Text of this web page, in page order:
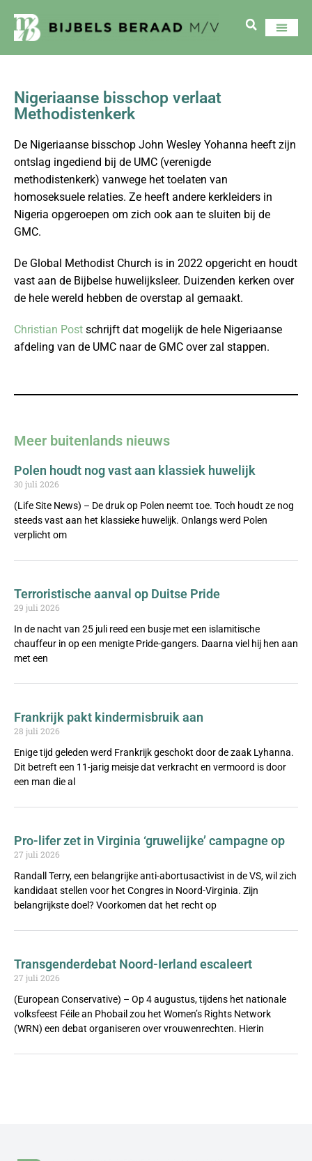
Nigeriaanse bisschop verlaat
Methodistenkerk
De Nigeriaanse bisschop John Wesley Yohanna heeft zijn
ontslag ingediend bij de UMC (verenigde
methodistenkerk) vanwege het toelaten van
homoseksuele relaties. Ze heeft andere kerkleiders in
Nigeria opgeroepen om zich ook aan te sluiten bij de
GMC.
De Global Methodist Church is in 2022 opgericht en houdt
vast aan de Bijbelse huwelijksleer. Duizenden kerken over
de hele wereld hebben de overstap al gemaakt.
Christian Post schrijft dat mogelijk de hele Nigeriaanse
afdeling van de UMC naar de GMC over zal stappen.
Meer buitenlands nieuws
Polen houdt nog vast aan klassiek huwelijk
30 juli 2026
(Life Site News) – De druk op Polen neemt toe. Toch houdt ze nog
steeds vast aan het klassieke huwelijk. Onlangs werd Polen
verplicht om
Terroristische aanval op Duitse Pride
29 juli 2026
In de nacht van 25 juli reed een busje met een islamitische
chauffeur in op een menigte Pride-gangers. Daarna viel hij hen aan
met een
Frankrijk pakt kindermisbruik aan
28 juli 2026
Enige tijd geleden werd Frankrijk geschokt door de zaak Lyhanna.
Dit betreft een 11-jarig meisje dat verkracht en vermoord is door
een man die al
Pro-lifer zet in Virginia ‘gruwelijke’ campagne op
27 juli 2026
Randall Terry, een belangrijke anti-abortusactivist in de VS, wil zich
kandidaat stellen voor het Congres in Noord-Virginia. Zijn
belangrijkste doel? Voorkomen dat het recht op
Transgenderdebat Noord-Ierland escaleert
27 juli 2026
(European Conservative) – Op 4 augustus, tijdens het nationale
volksfeest Féile an Phobail zou het Women’s Rights Network
(WRN) een debat organiseren over vrouwenrechten. Hierin